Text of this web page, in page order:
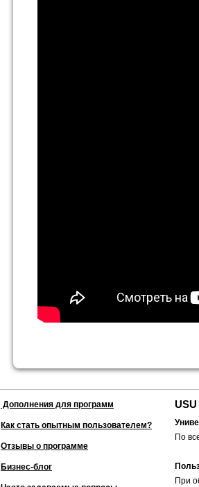
Дополнения для программ
Как стать опытным пользователем?
Отзывы о программе
Бизнес-блог
По
При